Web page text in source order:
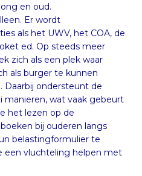
en oud.
Er wordt
het COA, de
Op steeds meer
een plek waar
te kunnen
ondersteunt de
wat vaak gebeurt
lezen op de
bij ouderen langs
te
helpen met